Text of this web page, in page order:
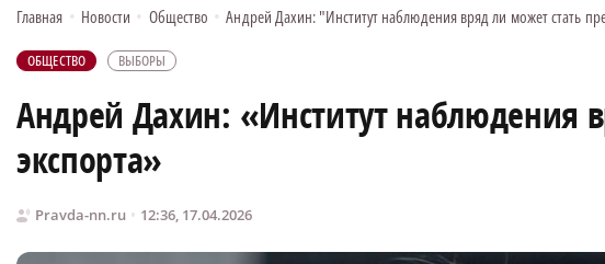
Главная • Новости • Общество • Андрей Дахин: "Институт наблюдения вряд ли может стать
ОБЩЕСТВО ВЫБОРЫ
Андрей Дахин: «Институт наблюдения
экспорта»
Pravda-nn.ru 12:36, 17.04.2026